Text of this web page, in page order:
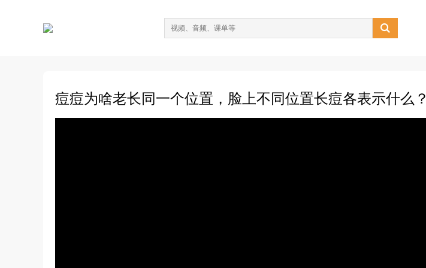

痘痘为啥老长同一个位置，脸上不同位置长痘各表示什么？